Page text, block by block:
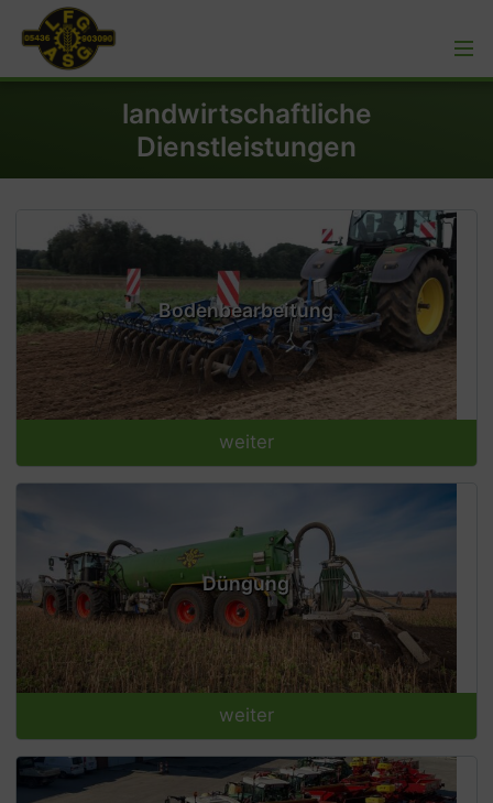
landwirtschaftliche
Dienstleistungen
Bodenbearbeitung
weiter
Düngung
weiter